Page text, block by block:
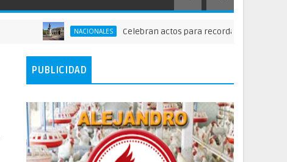
NACIONALES Celebran actos para recordar la fundación de Santo
PUBLICIDAD